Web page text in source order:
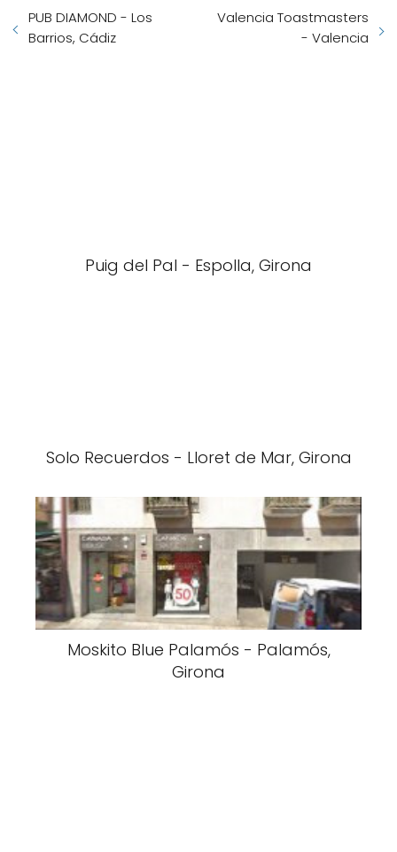
PUB DIAMOND - Los
Barrios, Cádiz
Valencia Toastmasters
- Valencia
Puig del Pal - Espolla, Girona
Solo Recuerdos - Lloret de Mar, Girona
Moskito Blue Palamós - Palamós,
Girona